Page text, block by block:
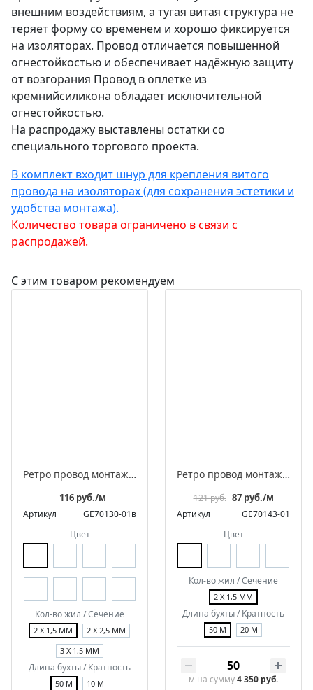
внешним воздействиям, а тугая витая структура не
теряет форму со временем и хорошо фиксируется
на изоляторах. Провод отличается повышенной
огнестойкостью и обеспечивает надёжную защиту
от возгорания Провод в оплетке из
кремнийсиликона обладает исключительной
огнестойкостью.
На распродажу выставлены остатки со
специального торгового проекта.
В комплект входит шнур для крепления витого
провода на изоляторах (для сохранения эстетики и
удобства монтажа).
Количество товара ограничено в связи с
распродажей.
С этим товаром рекомендуем
Ретро провод монтажный витой в оплетке из полиэфирной нити, серия "Весна"
116 руб./м
Артикул
GE70130-01в
Цвет
Кол-во жил / Сечение
2 Х 1,5 ММ
2 Х 2,5 ММ
3 Х 1,5 ММ
Длина бухты / Кратность
50 М 10 М
Ретро провод монтажный витой в оплетке из полиэфирной нити, серия "Аврора"
121 руб. 87 руб./м
Артикул
GE70143-01
Цвет
Кол-во жил / Сечение
2 Х 1,5 ММ
Длина бухты / Кратность
50 М 20 М
м на сумму4 350 руб.